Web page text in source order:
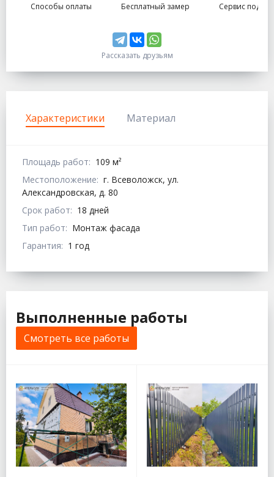
Способы оплаты Бесплатный замер Сервис под
Рассказать друзьям
Характеристики Материал
Площадь работ: 109 м²
Местоположение: г. Всеволожск, ул.
Александровская, д. 80
Срок работ: 18 дней
Тип работ: Монтаж фасада
Гарантия: 1 год
Выполненные работы
Смотреть все работы